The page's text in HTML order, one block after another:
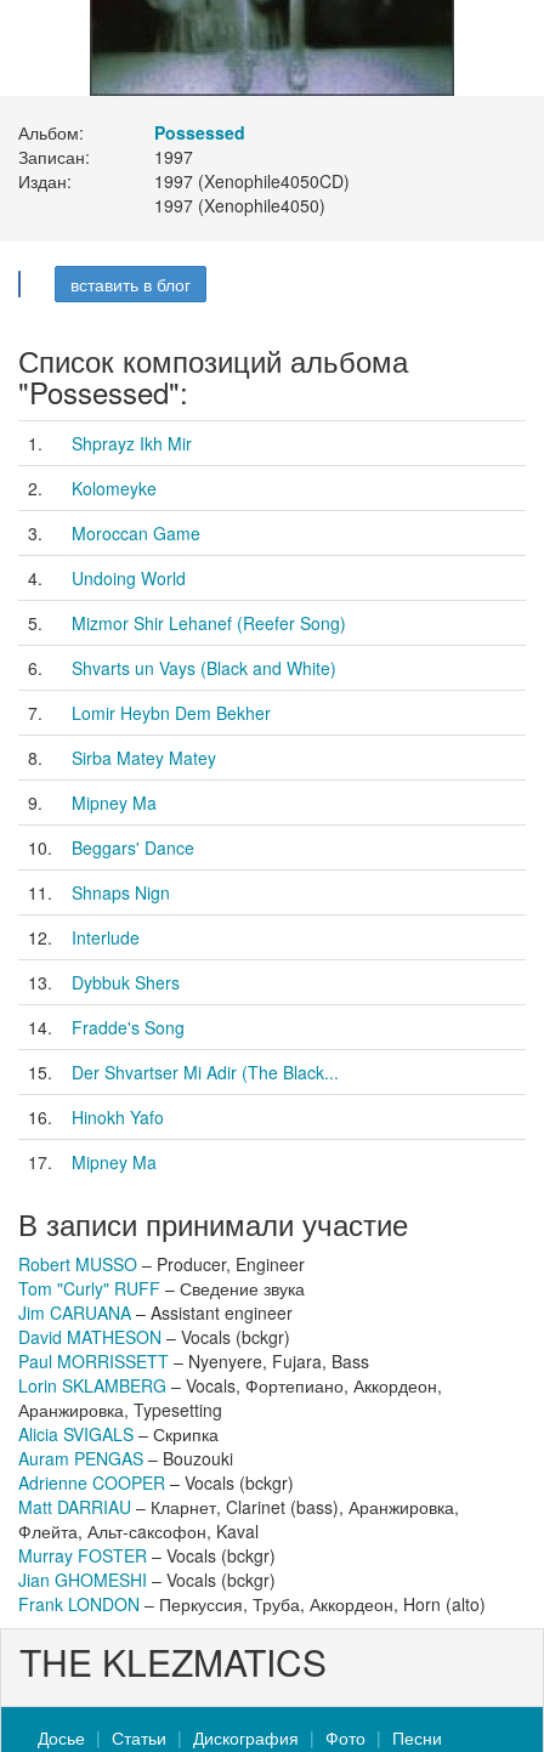
Альбом:
Possessed
Записан:
1997
Издан:
1997 (Xenophile4050CD)
1997 (Xenophile4050)
вставить в блог
Список композиций альбома
"Possessed":
1.
Shprayz Ikh Mir
2.
Kolomeyke
3.
Moroccan Game
4.
Undoing World
5.
Mizmor Shir Lehanef (Reefer Song)
6.
Shvarts un Vays (Black and White)
7.
Lomir Heybn Dem Bekher
8.
Sirba Matey Matey
9.
Mipney Ma
10.
Beggars' Dance
11.
Shnaps Nign
12.
Interlude
13.
Dybbuk Shers
14.
Fradde's Song
15.
Der Shvartser Mi Adir (The Black...
16.
Hinokh Yafo
17.
Mipney Ma
В записи принимали участие
Robert MUSSO – Producer, Engineer
Tom "Curly" RUFF – Сведение звука
Jim CARUANA – Assistant engineer
David MATHESON – Vocals (bckgr)
Paul MORRISSETT – Nyenyere, Fujara, Bass
Lorin SKLAMBERG – Vocals, Фортепиано, Аккордеон,
Аранжировка, Typesetting
Alicia SVIGALS – Скрипка
Auram PENGAS – Bouzouki
Adrienne COOPER – Vocals (bckgr)
Matt DARRIAU – Кларнет, Clarinet (bass), Аранжировка,
Флейта, Альт-сaксофон, Kaval
Murray FOSTER – Vocals (bckgr)
Jian GHOMESHI – Vocals (bckgr)
Frank LONDON – Перкуссия, Труба, Аккордеон, Horn (alto)
THE KLEZMATICS
Досье Статьи Дискография Фото
Песни